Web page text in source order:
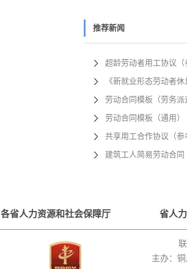
推荐新闻
超龄劳动者用工协议（
《新就业形态劳动者
劳动合同模板（劳务派
劳动合同模板（通用）
共享用工合作协议（参
建筑工人简易劳动合
各省人力资源和社会保障厅 省人
主办：